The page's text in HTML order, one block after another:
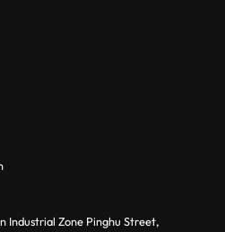
Industrial Zone Pinghu Street,